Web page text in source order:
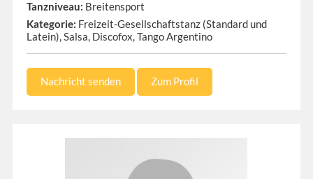
Tanzniveau: Breitensport
Kategorie: Freizeit-Gesellschaftstanz (Standard und
Latein), Salsa, Discofox, Tango Argentino
Nachricht senden Zum Profil